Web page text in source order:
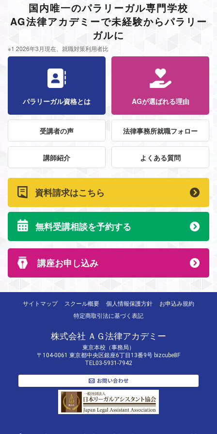
※1 2026年3月現在、就職対策利用者比
国内唯一のパラリーガル専門学校
AG法律アカデミーで未経験からパラリー
ガルに
パラリーガル資格とは AGが選ばれる理由
受講者の声 法律事務所就職フォロー
講師紹介 よくある質問
資料請求はこちら
無料受講相談を予約する
講座お申し込み
サイトマップ スクール概要 個人情報保護方針
お申込み規約
特定商取引法に基づく表記
株式会社 ＡＧ法律アカデミー
東京本校（事務局）
〒104-0061 東京都中央区銀座6丁目13番9号 bizcube8F
TEL03-5931-7942